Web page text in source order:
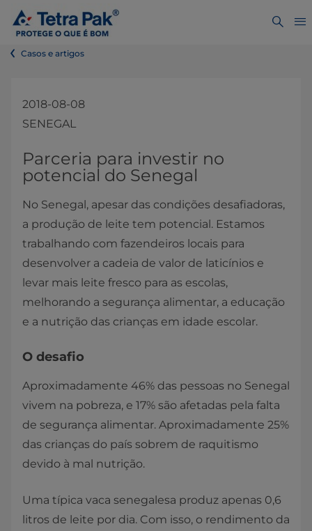
Casos e artigos
2018-08-08
SENEGAL
Parceria para investir no
potencial do Senegal
No Senegal, apesar das condições desafiadoras,
a produção de leite tem potencial. Estamos
trabalhando com fazendeiros locais para
desenvolver a cadeia de valor de laticínios e
levar mais leite fresco para as escolas,
melhorando a segurança alimentar, a educação
e a nutrição das crianças em idade escolar.
O desafio
Aproximadamente 46% das pessoas no Senegal
vivem na pobreza, e 17% são afetadas pela falta
de segurança alimentar. Aproximadamente 25%
das crianças do país sobrem de raquitismo
devido à mal nutrição.
Uma típica vaca senegalesa produz apenas 0,6
litros de leite por dia. Com isso, o rendimento da